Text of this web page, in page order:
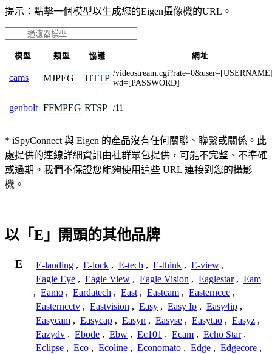
提示：點擊一個模型以生成您的Eigen攝像機的URL。
模型 類型 協議 網址
cams MJPEG HTTP /
wd=[PASSWORD]
genbolt FFMPEG RTSP /11
* iSpyConnect 與 Eigen 的產品沒有任何關聯、聯繫或關係。此
處提供的連線詳細資訊由社群眾包提供，可能不完整、不準確
或過期。我們不保證您能夠使用這些 URL 連接到您的攝影
機。
以「E」開頭的其他品牌
E E-landing , E-lock , E-tech , E-think , E-view ,
Eagle Eye , Eagle View , Eagle Vision , Eaglestar , Eam
, Eamo , Eardatech , East , Eastcam , Easternccc ,
Easterncctv , Eastvision , Easy , Easy Ip , Easy4ip ,
Easycam , Easycap , Easyn , Easyse , Easytao , Easyz ,
Eazydv , Ebode , Ebw , Ec101 , Ecam , Echo Star ,
Eclipse , Eco , Ecoline , Economato , Edge , Edgecore ,